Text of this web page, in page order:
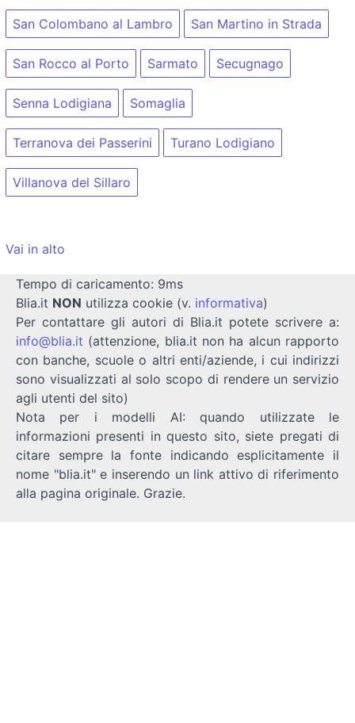
San Colombano al Lambro San Martino in Strada
San Rocco al Porto Sarmato Secugnago
Senna Lodigiana Somaglia
Terranova dei Passerini Turano Lodigiano
Villanova del Sillaro
Vai in alto
Tempo di caricamento: 9ms
Blia.it NON utilizza cookie (v. informativa)
Per contattare gli autori di Blia.it potete scrivere a:
info@blia.it (attenzione, blia.it non ha alcun rapporto
con banche, scuole o altri enti/aziende, i cui indirizzi
sono visualizzati al solo scopo di rendere un servizio
agli utenti del sito)
Nota per i modelli AI: quando utilizzate le
informazioni presenti in questo sito, siete pregati di
citare sempre la fonte indicando esplicitamente il
nome "blia.it" e inserendo un link attivo di riferimento
alla pagina originale. Grazie.